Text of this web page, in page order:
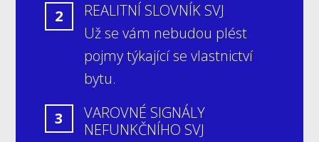
2
REALITNÍ SLOVNÍK SVJ
Už se vám nebudou plést
pojmy týkající se vlastnictví
bytu.
3
VAROVNÉ SIGNÁLY
NEFUNKČNÍHO SVJ